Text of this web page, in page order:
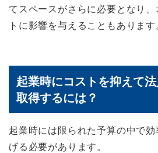
てスペースがさらに必要となり
トに影響を与えることもあります
起業時にコストを抑えて
取得するには？
起業時には限られた予算の中で
げる必要があります。